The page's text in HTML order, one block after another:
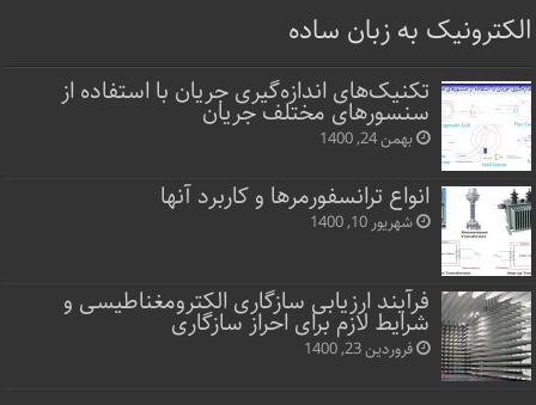
الکترونیک به زبان ساده
تکنیک‌های اندازه‌گیری جریان با استفاده از
سنسورهای مختلف جریان
بهمن 24, 1400
انواع ترانسفورمرها و کاربرد آنها
شهریور 10, 1400
فرآیند ارزیابی سازگاری الکترومغناطیسی و
شرایط لازم برای احراز سازگاری
فروردین 23, 1400